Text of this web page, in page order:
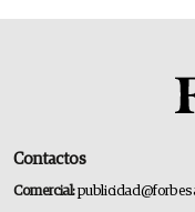
Contactos
Comercial: